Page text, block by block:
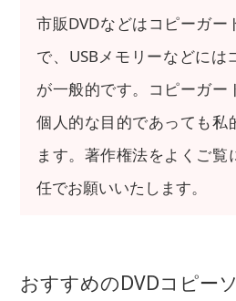
市販DVDなどはコピーガー
で、USBメモリーなどには
が一般的です。コピーガー
個人的な目的であっても私
ます。著作権法をよくご覧
任でお願いいたします。
おすすめのDVDコピー